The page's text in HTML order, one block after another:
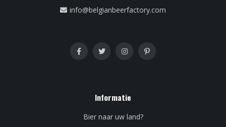
info@belgianbeerfactory.com
Informatie
Bier naar uw land?